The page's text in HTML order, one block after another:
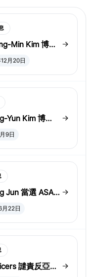
Min Kim 博
月20日
Yun Kim 博
9日
Jun 當選 ASA
月22日
譴責反亞裔